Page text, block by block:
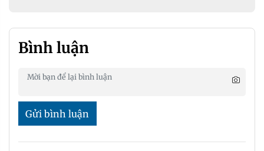
Bình luận
Gửi bình luận